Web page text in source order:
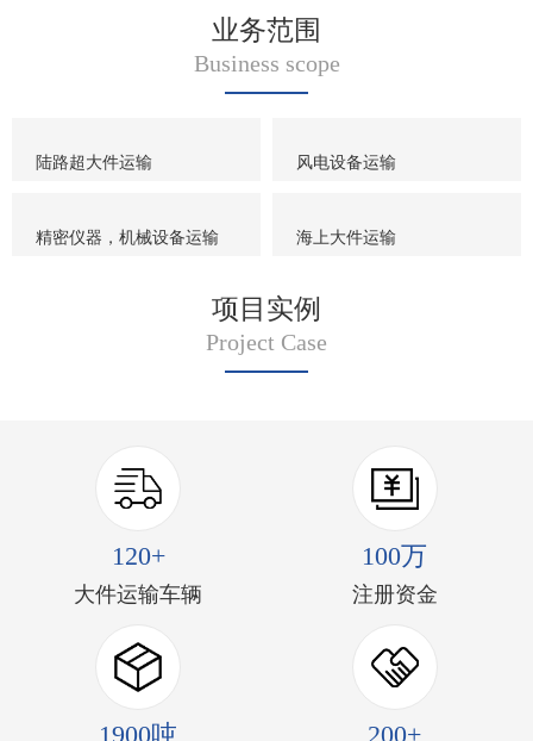
业务范围
Business scope
陆路超大件运输 风电设备运输
精密仪器，机械设备运输 海上大件运输
项目实例
Project Case
120+
大件运输车辆
100万
注册资金
1900吨 200+